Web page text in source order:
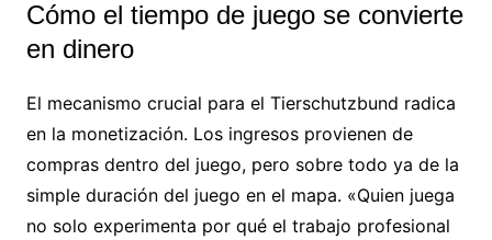
Cómo el tiempo de juego se convierte
en dinero
El mecanismo crucial para el Tierschutzbund radica
en la monetización. Los ingresos provienen de
compras dentro del juego, pero sobre todo ya de la
simple duración del juego en el mapa. «Quien juega
no solo experimenta por qué el trabajo profesional